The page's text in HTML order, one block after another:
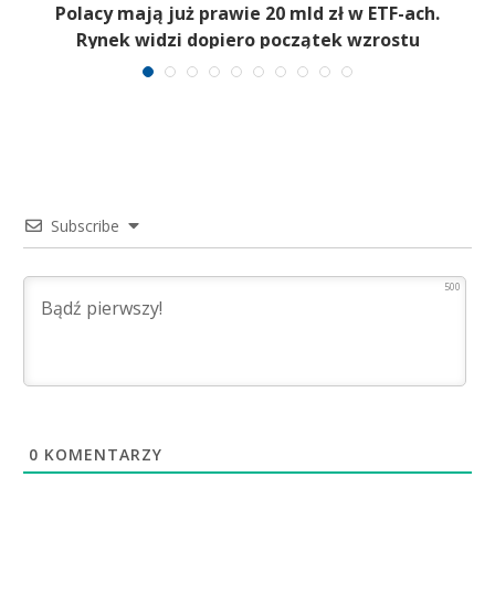
Polacy mają już prawie 20 mld zł w ETF-ach.
Rynek widzi dopiero początek wzrostu
Subscribe
500
0 KOMENTARZY